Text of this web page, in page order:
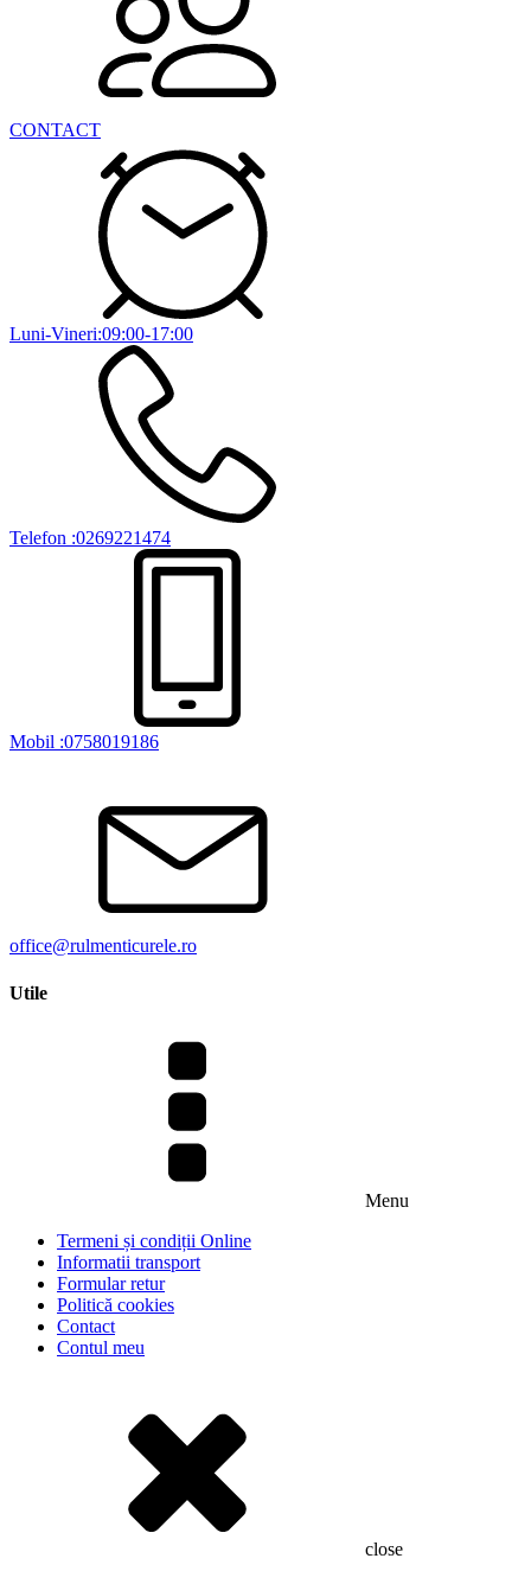
CONTACT
Luni-Vineri:09:00-17:00
Telefon :0269221474
Mobil :0758019186
office@rulmenticurele.ro
Utile
Menu
Termeni și condiții Online
Informatii transport
Formular retur
Politică cookies
Contact
Contul meu
close